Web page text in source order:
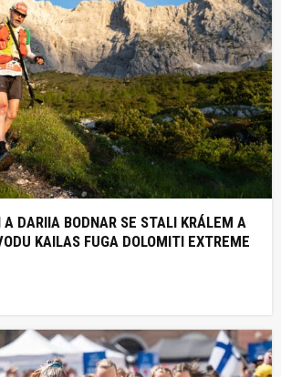
A DARIIA BODNAR SE STALI KRÁLEM A
KAILAS FUGA DOLOMITI EXTREME